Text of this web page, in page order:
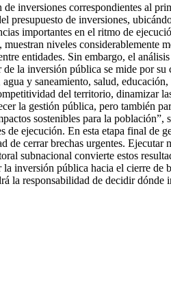
inversiones correspondientes al
de inversiones,
importantes en el ritmo de
niveles considerablemente
entidades. Sin embargo, el
la inversión pública se mide por
y saneamiento, salud,
del territorio, dinamizar
la gestión pública, pero también
sostenibles para la
ejecución. En esta etapa final
cerrar brechas urgentes.
subnacional convierte estos
inversión pública hacia el cierre
la responsabilidad de decidir